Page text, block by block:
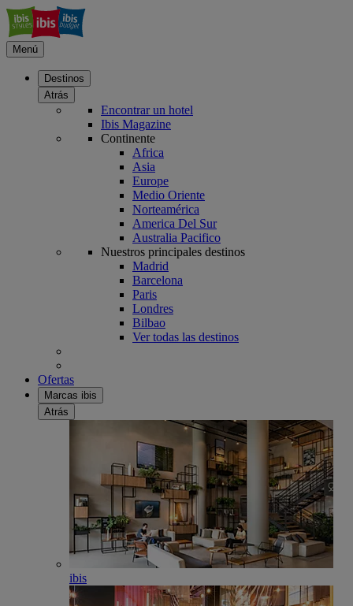
Menú
Destinos
Atrás
Encontrar un hotel
Ibis Magazine
Continente
Africa
Asia
Europe
Medio Oriente
Norteamérica
America Del Sur
Australia Pacifico
Nuestros principales destinos
Madrid
Barcelona
Paris
Londres
Bilbao
Ver todas las destinos
Ofertas
Marcas ibis
Atrás
ibis